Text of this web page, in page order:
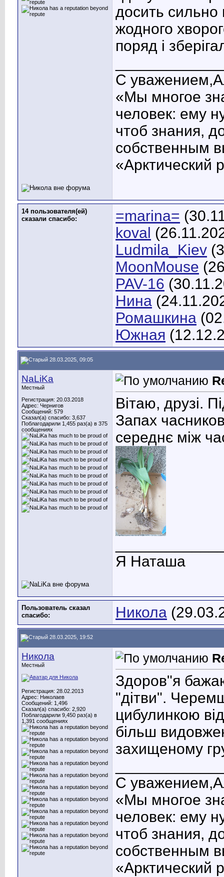
досить
жодного
поряд і
С
«Мы многое
человек: ему
чтоб знания,
собственным
«Арктический
14 пользователя(ей)
сказали cпасибо:
=marina=
koval
Ludmila_Kiev
MoonMouse
PAV-16
Нина
Ромашкина
Южная
28.03.2025, 09:05
NaLiKa
Местный
Регистрация: 20.03.2018
Адрес: Чернигов
Сообщений: 579
Сказал(а) спасибо: 3,637
Поблагодарили 1,455 раз(а) в 375
сообщениях
Вітаю, друзі.
Запах
середнє між
Я Наташа
Пользователь сказал
cпасибо:
Никола
28.03.2025, 19:52
Никола
Местный
Регистрация: 28.02.2013
Адрес: Николаев
Сообщений: 1,496
Сказал(а) спасибо: 2,920
Поблагодарили 9,450 раз(а) в
1,391 сообщениях
Здоров"я
"дітви".
цибулинкою
більш
захищеному
С
«Мы многое
человек: ему
чтоб знания,
собственным
«Арктический